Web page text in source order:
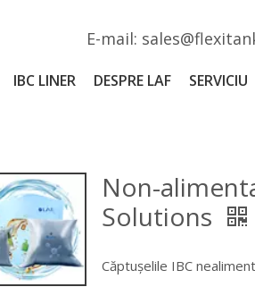
E-mail:
IBC LINER DESPRE LAF SERVICIU
Non-
Solutions
Căptușelile IBC